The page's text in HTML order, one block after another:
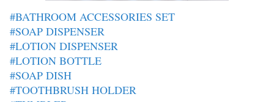
#BATHROOM ACCESSORIES SET
#SOAP DISPENSER
#LOTION DISPENSER
#LOTION BOTTLE
#SOAP DISH
#TOOTHBRUSH HOLDER